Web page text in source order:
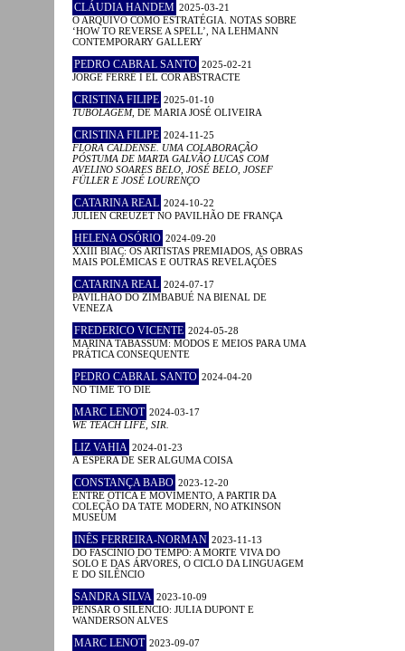
CLÁUDIA HANDEM 2025-03-21
O ARQUIVO COMO ESTRATÉGIA. NOTAS SOBRE
‘HOW TO REVERSE A SPELL’, NA LEHMANN
CONTEMPORARY GALLERY
PEDRO CABRAL SANTO 2025-02-21
JORGE FERRÉ I EL COR ABSTRACTE
CRISTINA FILIPE 2025-01-10
TUBOLAGEM, DE MARIA JOSÉ OLIVEIRA
CRISTINA FILIPE 2024-11-25
FLORA CALDENSE. UMA COLABORAÇÃO
PÓSTUMA DE MARTA GALVÃO LUCAS COM
AVELINO SOARES BELO, JOSÉ BELO, JOSEF
FÜLLER E JOSÉ LOURENÇO
CATARINA REAL 2024-10-22
JULIEN CREUZET NO PAVILHÃO DE FRANÇA
HELENA OSÓRIO 2024-09-20
XXIII BIAC: OS ARTISTAS PREMIADOS, AS OBRAS
MAIS POLÉMICAS E OUTRAS REVELAÇÕES
CATARINA REAL 2024-07-17
PAVILHÃO DO ZIMBABUÉ NA BIENAL DE
VENEZA
FREDERICO VICENTE 2024-05-28
MARINA TABASSUM: MODOS E MEIOS PARA UMA
PRÁTICA CONSEQUENTE
PEDRO CABRAL SANTO 2024-04-20
NO TIME TO DIE
MARC LENOT 2024-03-17
WE TEACH LIFE, SIR.
LIZ VAHIA 2024-01-23
À ESPERA DE SER ALGUMA COISA
CONSTANÇA BABO 2023-12-20
ENTRE ÓTICA E MOVIMENTO, A PARTIR DA
COLEÇÃO DA TATE MODERN, NO ATKINSON
MUSEUM
INÊS FERREIRA-NORMAN 2023-11-13
DO FASCÍNIO DO TEMPO: A MORTE VIVA DO
SOLO E DAS ÁRVORES, O CICLO DA LINGUAGEM
E DO SILÊNCIO
SANDRA SILVA 2023-10-09
PENSAR O SILÊNCIO: JULIA DUPONT E
WANDERSON ALVES
MARC LENOT 2023-09-07